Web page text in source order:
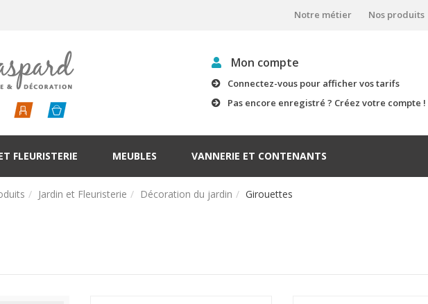
Notre métier Nos produits
Mon compte
Connectez-vous pour afficher vos tarifs
Pas encore enregistré ? Créez votre compte !
FLEURISTERIE MEUBLES VANNERIE ET CONTENANTS
Jardin et Fleuristerie Décoration du jardin Girouettes